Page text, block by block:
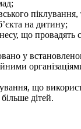
на дитину;
що
у
що
дітей.